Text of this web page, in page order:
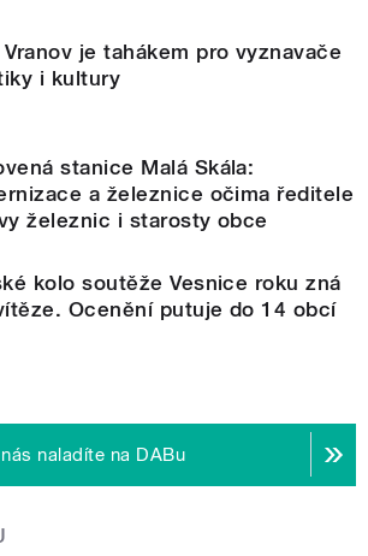
Vranov je tahákem pro vyznavače
i kultury
stanice Malá Skála:
a železnice očima ředitele
železnic i starosty obce
kolo soutěže Vesnice roku zná
Ocenění putuje do 14 obcí
naladíte na DABu